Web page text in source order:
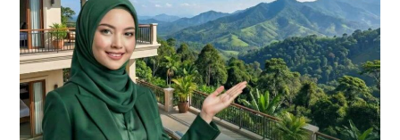
Sertifikat
|
Dekat
Tol
Citeureup
–